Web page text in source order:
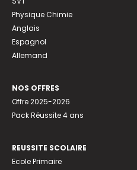
Physique Chimie
Anglais
Espagnol
Allemand
NOS OFFRES
Offre 2025-2026
Pack Réussite 4 ans
REUSSITE SCOLAIRE
Ecole Primaire